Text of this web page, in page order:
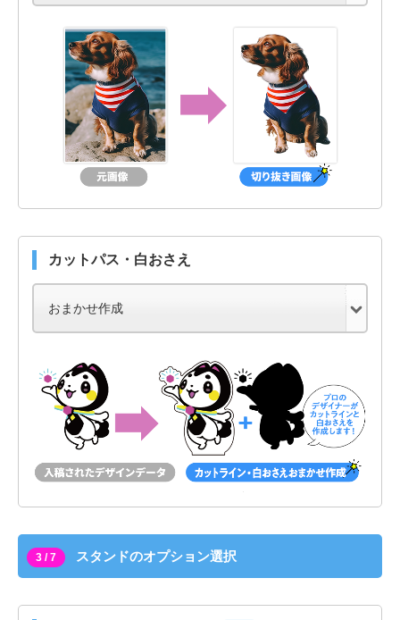
カットパス・白おさえ
3 / 7 スタンドのオプション選択